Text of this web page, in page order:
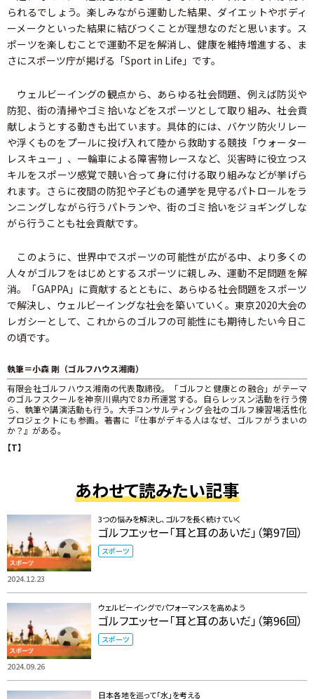
られるでしょう。楽しみながら運動した結果、ダイエットやボディ
ーメークといった結果に結びつくことが理想なのだと思います。ス
ポーツを楽しむことで運動不足を解消し、健康を維持増進する、ま
さにスポーツ庁が掲げる「Sport in Life」です。
ウェルビーイングの観点から、あらゆる社会問題、例えば防災や
防犯、街の清掃やゴミ拾いなどをスポーツとして取り組み、社会貢
献しようとする動きも出ています。具体的には、バケツ防火リレー
や浮くものをプールに投げ入れて陸から救助する競技「ウォーター
レスキュー」、一輪車による障害物レースなど、災害時に役立つス
キルをスポーツ感覚で競い合って身に付ける取り組みなどが挙げら
れます。さらに夜間の防犯や子どもの通学を見守るパトロールをラ
ンニングしながら行うパトランや、街のゴミ拾いをジョギングしな
がら行うことも社会貢献です。
このように、世界中でスポーツの可能性が広がる中、より多くの
人々がゴルフをはじめとするスポーツに親しみ、運動不足問題を解
消。「GAPPA」に貢献するとともに、あらゆる社会問題をスポーツ
で解決し、ウェルビーイングな社会を築いていく。東京2020大会の
レガシーとして、これからのゴルフの可能性にも期待したい今日こ
の頃です。
執筆＝小森 剛（ゴルフハウス湘南）
有限会社ゴルフハウス湘南の代表取締役。「ゴルフと健康との融合」がテーマ
のゴルフスクールを神奈川県内で8カ所運営する。自らレッスン活動を行う傍
ら、執筆や講演活動も行う。大手コンサルティング会社のゴルフ練習場活性化
プロジェクトにも参画。著書に『仕事がデキる人はなぜ、ゴルフがうまいの
か？』がある。
【T】
あわせて読みたい記事
2024.12.23
3つの悩みを解決し、ゴルフを長く続けていく
ゴルフエッセー「耳と耳のあいだ」（第97回）
スポーツ
2024.09.26
ウェルビーイングでパフォーマンスを高めよう
ゴルフエッセー「耳と耳のあいだ」（第96回）
スポーツ
日本各地を巡って「水」を考える